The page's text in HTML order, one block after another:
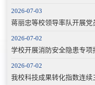
2026-07-03
蒋丽忠等校领导率队开展党
2026-07-02
学校开展消防安全隐患专项
2026-07-02
我校科技成果转化指数连续